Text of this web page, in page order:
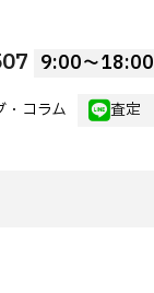
9:00〜18:00
・コラム 査定